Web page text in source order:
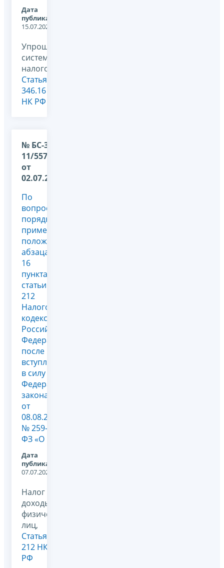
Дата
публикации:
15.07.2026
Упрощенная
система
налогообложения,
Статья
346.16
НК РФ
№ БС-36-
11/5579@
от
02.07.2026
По
вопросу
порядка
применения
положений
абзаца
16
пункта 4
статьи
212
Налогового
кодекса
Российской
Федерации
после
вступления
в силу
Федерального
закона
от
08.08.2024
№ 259-
ФЗ «О ...
Дата
публикации:
07.07.2026
Налог на
доходы
физических
лиц,
Статья
212 НК
РФ